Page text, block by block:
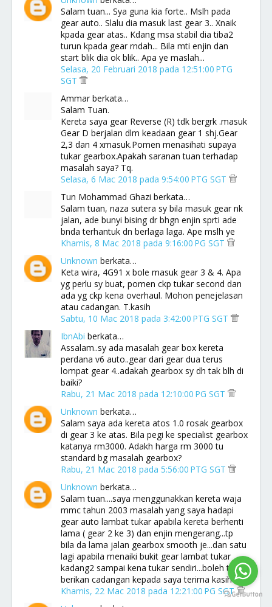
Salam tuan... Sya guna kia forte.. Mslh pada
gear auto.. Slalu dia masuk last gear 3.. Xnaik
kpada gear atas.. Kdang msa stabil dia tiba2
turun kpada gear rndah... Bila mti enjin dan
start blik dia ok blik.. Apa ye maslah...
Selasa, 20 Februari 2018 pada 12:51:00 PTG
SGT
Ammar berkata…
Salam Tuan.
Kereta saya gear Reverse (R) tdk bergrk .masuk
Gear D berjalan dlm keadaan gear 1 shj.Gear
2,3 dan 4 xmasuk.Pomen menasihati supaya
tukar gearbox.Apakah saranan tuan terhadap
masalah saya? Tq.
Selasa, 6 Mac 2018 pada 9:54:00 PTG SGT
Tun Mohammad Ghazi berkata…
Salam tuan, naza sutera sy bila masuk gear nk
jalan, ade bunyi bising dr bhgn enjin sprti ade
bnda terhantuk dn berlaga laga. Ape mslh ye
Khamis, 8 Mac 2018 pada 9:16:00 PG SGT
Unknown berkata…
Keta wira, 4G91 x bole masuk gear 3 & 4. Apa
yg perlu sy buat, pomen ckp tukar second dan
ada yg ckp kena overhaul. Mohon penejelasan
atau cadangan. T.kasih
Sabtu, 10 Mac 2018 pada 3:42:00 PTG SGT
IbnAbi berkata…
Assalam..sy ada masalah gear box kereta
perdana v6 auto..gear dari gear dua terus
lompat gear 4..adakah gearbox sy dh tak blh di
baiki?
Rabu, 21 Mac 2018 pada 12:10:00 PG SGT
Unknown berkata…
Salam saya ada kereta atos 1.0 rosak gearbox
di gear 3 ke atas. Bila pegi ke specialist gearbox
katanya rm3000. Adakh harga rm 3000 tu
standard bg masalah gearbox?
Rabu, 21 Mac 2018 pada 5:56:00 PTG SGT
Unknown berkata…
Salam tuan....saya menggunakkan kereta waja
mmc tahun 2003 masalah yang saya hadapi
gear auto lambat tukar apabila kereta berhenti
lama ( gear 2 ke 3) dan enjin mengerang...tp
bila da lama jalan gearbox smooth je...dan satu
lagi apabila menaiki bukit gear lambat tukar
kadang2 sampai kena tukar sendiri...boleh tuan
berikan cadangan kepada saya terima kasih
Khamis, 22 Mac 2018 pada 12:21:00 PG SGT